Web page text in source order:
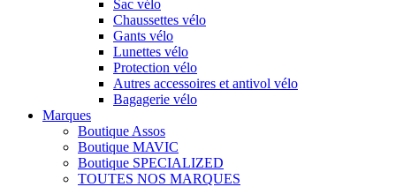
Sac vélo
Chaussettes vélo
Gants vélo
Lunettes vélo
Protection vélo
Autres accessoires et antivol vélo
Bagagerie vélo
Marques
Boutique Assos
Boutique MAVIC
Boutique SPECIALIZED
TOUTES NOS MARQUES